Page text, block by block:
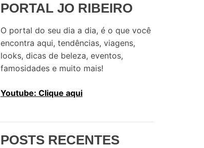
a
r
o
r
PORTAL JO RIBEIRO
O portal do seu dia a dia, é o que você
encontra aqui, tendências, viagens,
looks, dicas de beleza, eventos,
famosidades e muito mais!
Youtube: Clique aqui
POSTS RECENTES